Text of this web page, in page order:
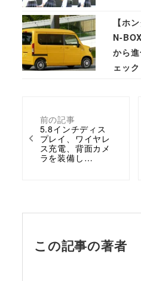
前の記事
5.8インチディス
プレイ、ワイヤレ
ス充電、背面カメ
ラを装備し…
【ホ
N-
から
ェック
この記事の著者